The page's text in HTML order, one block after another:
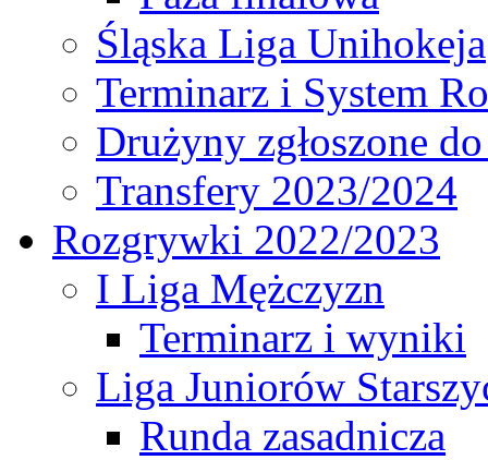
Śląska Liga Unihokeja
Terminarz i System
Drużyny zgłoszone
Transfery 2023/2024
Rozgrywki 2022/2023
I Liga Mężczyzn
Terminarz i wyniki
Liga Juniorów
Runda zasadnicza